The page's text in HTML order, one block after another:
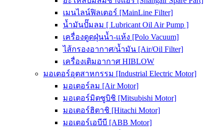
เมนไลน์ฟิลเตอร์ [MainLine Filter]
น้ำมันปั๊มลม [ Lubricant Oil Air Pump ]
เครื่องดูดฝุ่นน้ำ-แห้ง [Polo Vacuum]
ไส้กรองอากาศ/น้ำมัน [Air/Oil Filter]
เครื่องเติมอากาศ HIBLOW
มอเตอร์อุตสาหกรรม [Industrial Electric Motor]
มอเตอร์ลม [Air Motor]
มอเตอร์มิตซูบิชิ [Mitsubishi Motor]
มอเตอร์ฮิตาชิ [Hitachi Motor]
มอเตอร์เอบีบี [ABB Motor]